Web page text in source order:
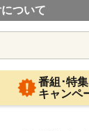
ついて
番組･特集
キャンペ